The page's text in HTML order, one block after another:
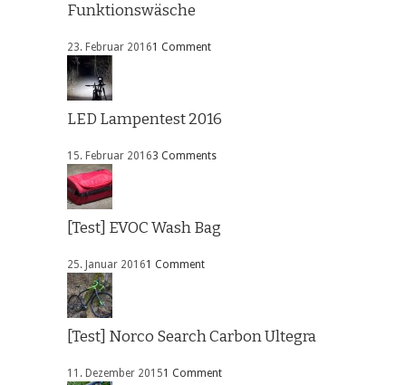
Funktionswäsche
23. Februar 20161 Comment
LED Lampentest 2016
15. Februar 20163 Comments
[Test] EVOC Wash Bag
25. Januar 20161 Comment
[Test] Norco Search Carbon Ultegra
11. Dezember 20151 Comment